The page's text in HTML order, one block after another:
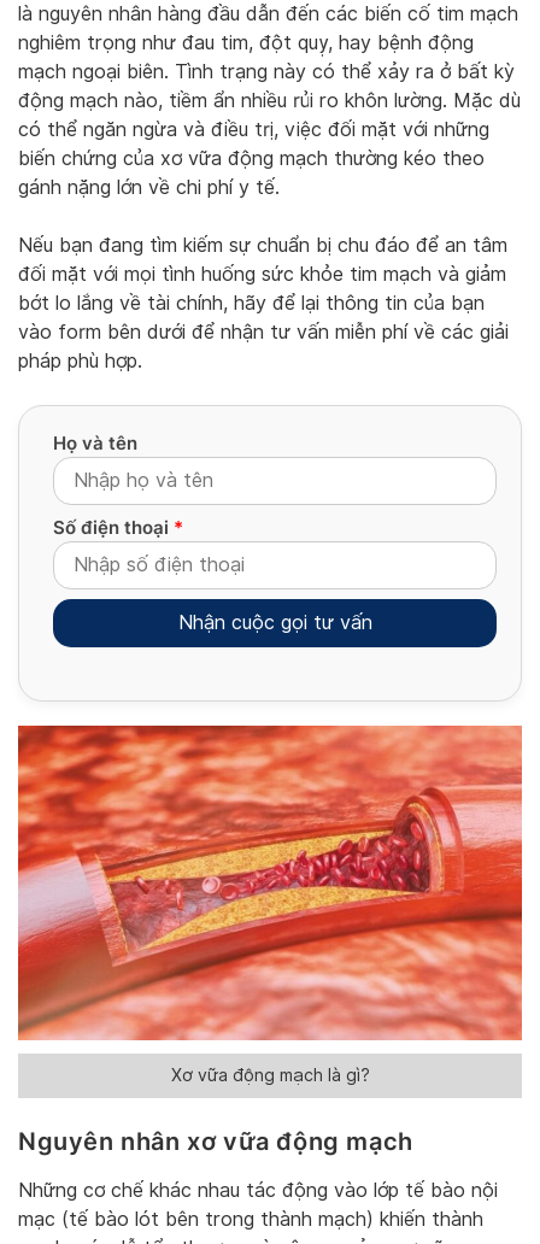
là nguyên nhân hàng đầu dẫn đến các biến cố tim mạch
nghiêm trọng như đau tim, đột quỵ, hay bệnh động
mạch ngoại biên. Tình trạng này có thể xảy ra ở bất kỳ
động mạch nào, tiềm ẩn nhiều rủi ro khôn lường. Mặc dù
có thể ngăn ngừa và điều trị, việc đối mặt với những
biến chứng của xơ vữa động mạch thường kéo theo
gánh nặng lớn về chi phí y tế.
Nếu bạn đang tìm kiếm sự chuẩn bị chu đáo để an tâm
đối mặt với mọi tình huống sức khỏe tim mạch và giảm
bớt lo lắng về tài chính, hãy để lại thông tin của bạn
vào form bên dưới để nhận tư vấn miễn phí về các giải
pháp phù hợp.
Họ và tên
Số điện thoại *
Alternative:
Xơ vữa động mạch là gì?
Nguyên nhân xơ vữa động mạch
Những cơ chế khác nhau tác động vào lớp tế bào nội
mạc (tế bào lót bên trong thành mạch) khiến thành